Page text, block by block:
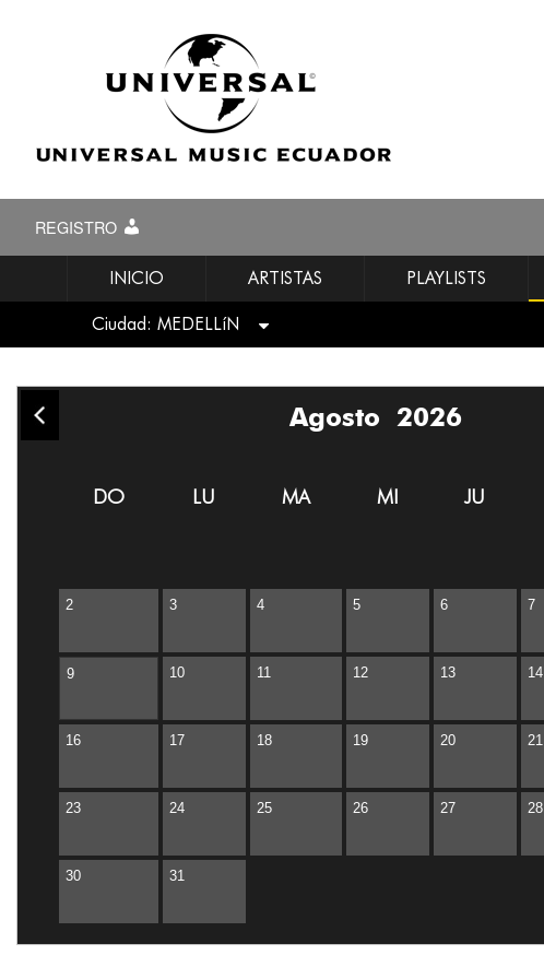
REGISTRO
INICIO ARTISTAS PLAYLISTS
Ciudad: MEDELLíN
Agosto 2026
DO LU MA MI JU
2 3 4 5 6 7
9 10 11 12 13 14
16 17 18 19 20 21
23 24 25 26 27 28
30 31